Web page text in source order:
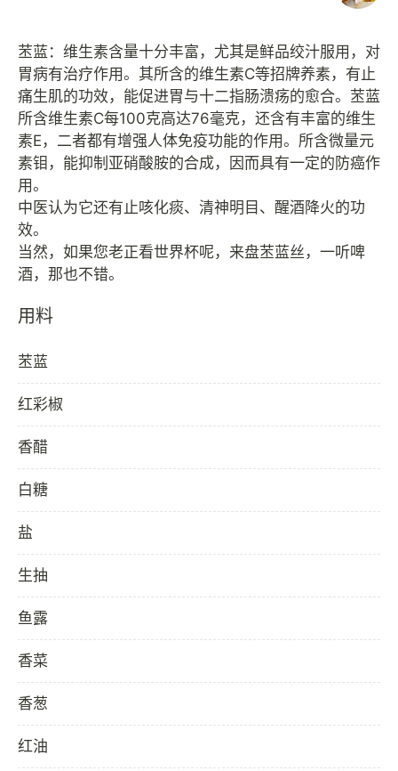
苤蓝：维生素含量十分丰富，尤其是鲜品绞汁服用，对
胃病有治疗作用。其所含的维生素C等招牌养素，有止
痛生肌的功效，能促进胃与十二指肠溃疡的愈合。苤蓝
所含维生素C每100克高达76毫克，还含有丰富的维生
素E，二者都有增强人体免疫功能的作用。所含微量元
素钼，能抑制亚硝酸胺的合成，因而具有一定的防癌作
用。
中医认为它还有止咳化痰、清神明目、醒酒降火的功
效。
当然，如果您老正看世界杯呢，来盘苤蓝丝，一听啤
用料
苤蓝
红彩椒
香醋
白糖
盐
生抽
鱼露
香菜
香葱
红油